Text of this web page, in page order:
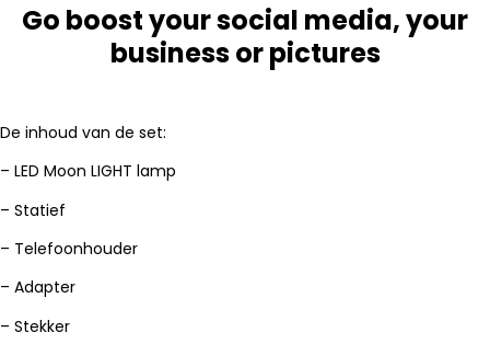
Go boost your social media, your
business or pictures
De inhoud van de set:
– LED Moon LIGHT lamp
– Statief
– Telefoonhouder
– Adapter
– Stekker